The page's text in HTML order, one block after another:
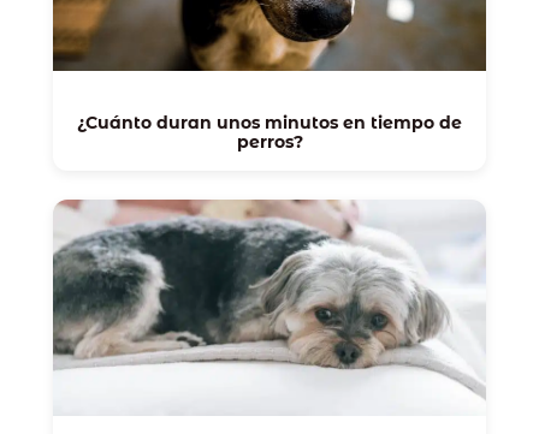
¿Cuánto duran unos minutos en tiempo de
perros?